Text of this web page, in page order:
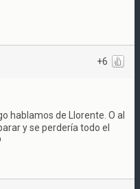
+6
hablamos de Llorente. O al
y se perdería todo el